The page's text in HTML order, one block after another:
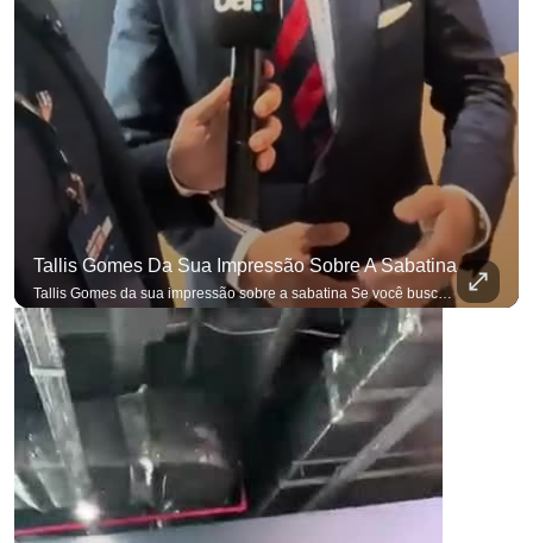
Tallis Gomes Da Sua Impressão Sobre A Sabatina
Tallis Gomes da sua impressão sobre a sabatina Se você busca informação com credibilidade, inscreva-se agora e ative o
para não perder nenhuma atualização! Ouça O Antagonista nos principais